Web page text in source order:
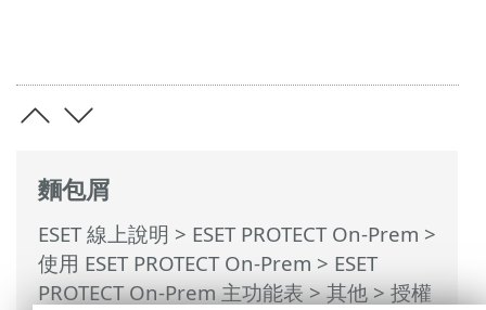
麵包屑
ESET 線上說明 > ESET PROTECT On-Prem >
使用 ESET PROTECT On-Prem > ESET
PROTECT On-Prem 主功能表>其他>授權